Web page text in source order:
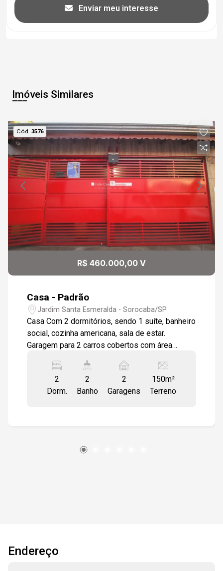
Enviar meu interesse
Imóveis Similares
Cód.3576
R$ 460.000,00 V
Casa - Padrão
Jardim Santa Esmeralda - Sorocaba/SP
Casa Com 2 dormitórios, sendo 1 suíte, banheiro
social, cozinha americana, sala de estar.
Garagem para 2 carros cobertos com área
2
Dorm.
2
Banho
2
Garagens
150m²
Terreno
Endereço